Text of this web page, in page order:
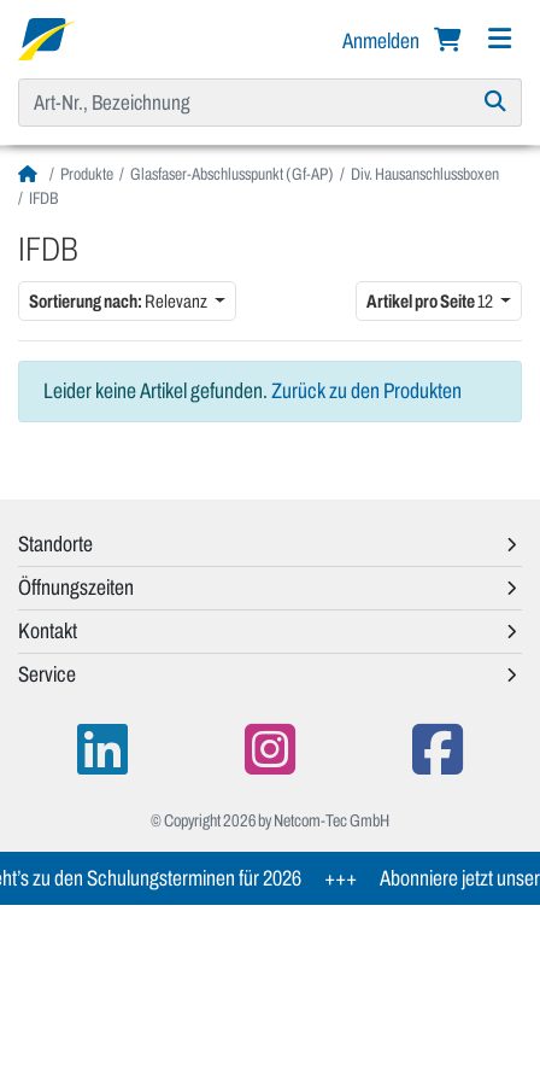
Anmelden
Produkte Glasfaser-Abschlusspunkt (Gf-AP)
Div. Hausanschlussboxen
IFDB
IFDB
Sortierung nach: Relevanz Artikel pro Seite12
Leider keine Artikel gefunden. Zurück zu den Produkten
Standorte
Öffnungszeiten
Kontakt
Service
© Copyright 2026 by Netcom-Tec GmbH
zu den Schulungsterminen für 2026 +++ Abonniere jetzt